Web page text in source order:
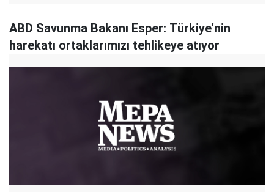
ABD Savunma Bakanı Esper: Türkiye'nin
harekatı ortaklarımızı tehlikeye atıyor